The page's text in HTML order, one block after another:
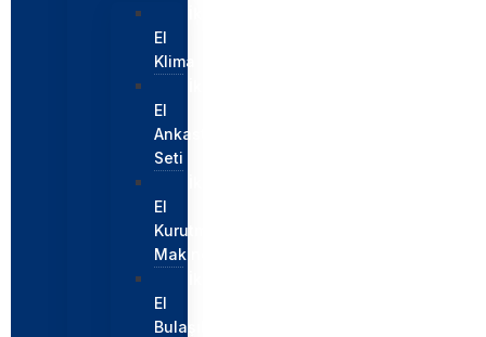
El
Klima
El
Ankastre
Seti
El
Kurutma
Makinesi
El
Bulaşık